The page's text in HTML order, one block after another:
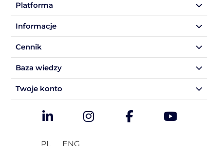
Platforma
Informacje
Cennik
Baza wiedzy
Twoje konto
PL ENG